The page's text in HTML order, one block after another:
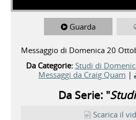
Guarda
Messaggio di Domenica 20
Da Categorie: Studi di
Messaggi da Craig Quam |
Da Serie: "
Scarica il